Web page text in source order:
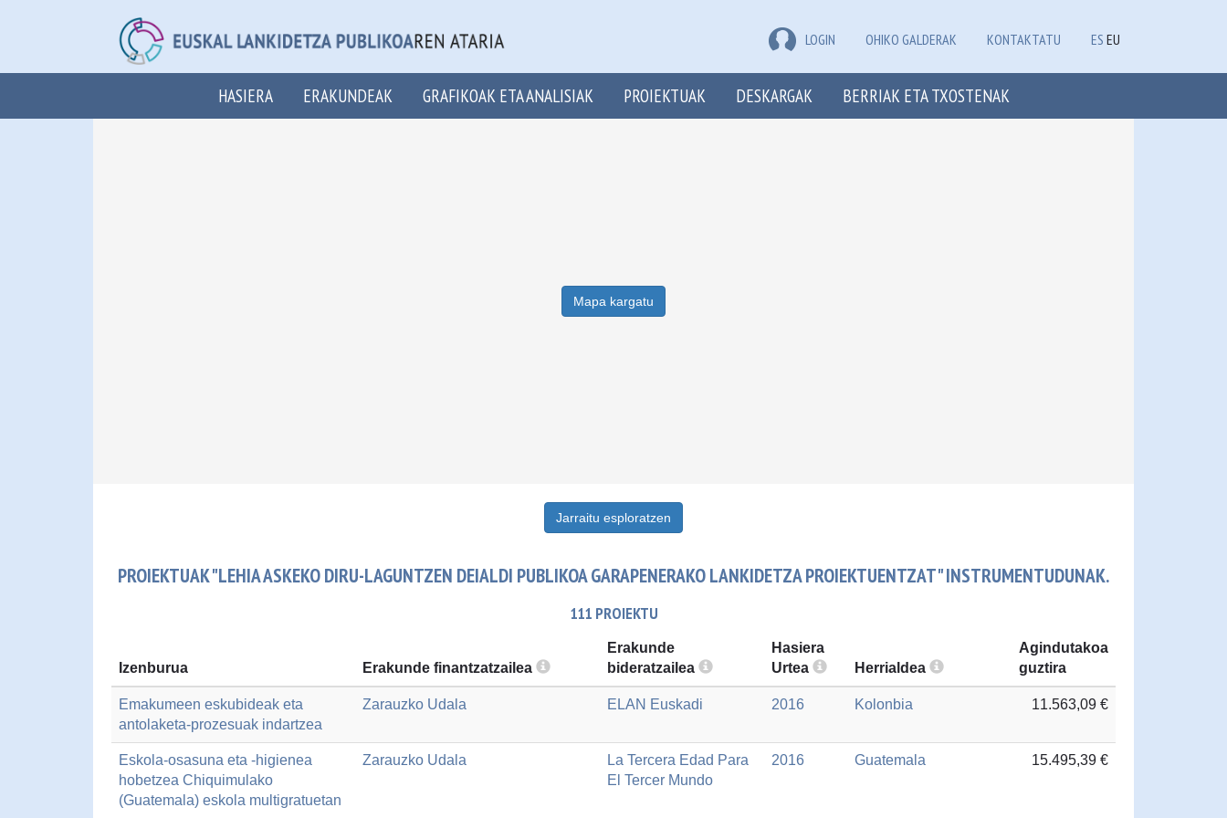
LOGIN OHIKO GALDERAK KONTAKTATU ES EU
HASIERA ERAKUNDEAK GRAFIKOAK ETA ANALISIAK PROIEKTUAK DESKARGAK BERRIAK ETA TXOSTENAK
Mapa kargatu
Jarraitu esploratzen
PROIEKTUAK "LEHIA ASKEKO DIRU-LAGUNTZEN DEIALDI PUBLIKOA GARAPENERAKO LANKIDETZA PROIEKTUENTZAT" INSTRUMENTUDUNAK.
111 PROIEKTU
Izenburua Erakunde finantzatzailea
Erakunde
bideratzailea
Hasiera
Urtea
Herrialdea
Agindutakoa
guztira
Emakumeen eskubideak eta
antolaketa-prozesuak indartzea
Zarauzko Udala ELAN Euskadi 2016 Kolonbia 11.563,09 €
Eskola-osasuna eta -higienea
hobetzea Chiquimulako
(Guatemala) eskola multigratuetan
Zarauzko Udala
La Tercera Edad Para
El Tercer Mundo
2016 Guatemala 15.495,39 €